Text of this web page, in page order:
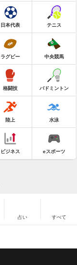
日本代表 テニス
ラグビー 中央競馬
格闘技 バドミントン
陸上 水泳
ビジネス eスポーツ
占い すべて